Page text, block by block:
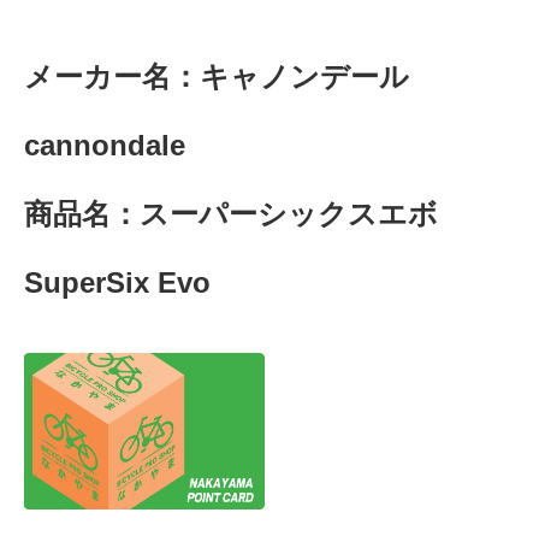
メーカー名：キャノンデール
cannondale
商品名：スーパーシックスエボ
SuperSix Evo